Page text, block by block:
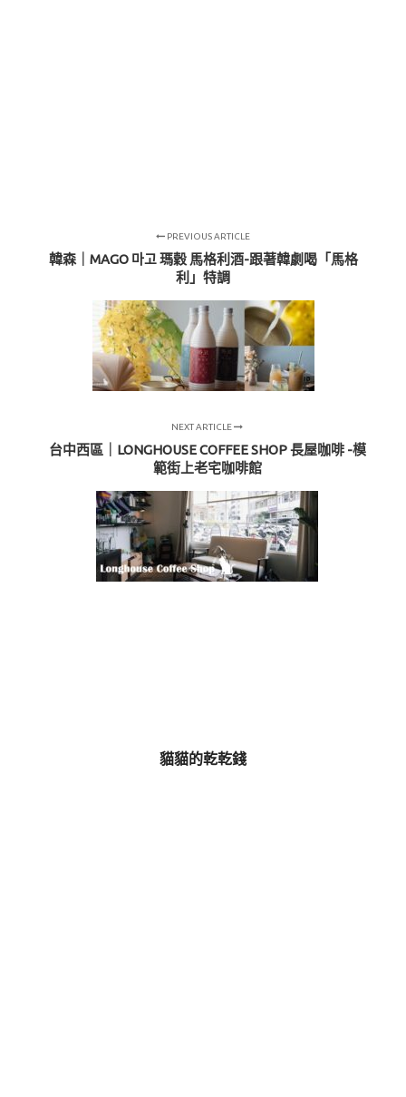
PREVIOUS ARTICLE
韓森｜MAGO 마고 瑪穀 馬格利酒-跟著韓劇喝「馬格
利」特調
NEXT ARTICLE
台中西區｜LONGHOUSE COFFEE SHOP 長屋咖啡 -模
範街上老宅咖啡館
貓貓的乾乾錢